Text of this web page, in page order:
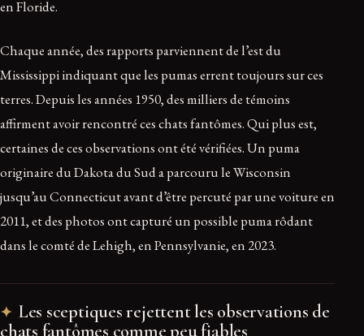
en Floride.
Chaque année, des rapports parviennent de l’est du
Mississippi indiquant que les pumas errent toujours sur ces
terres. Depuis les années 1950, des milliers de témoins
affirment avoir rencontré ces chats fantômes. Qui plus est,
certaines de ces observations ont été vérifiées. Un puma
originaire du Dakota du Sud a parcouru le Wisconsin
jusqu’au Connecticut avant d’être percuté par une voiture en
2011, et des photos ont capturé un possible puma rôdant
dans le comté de Lehigh, en Pennsylvanie, en 2023.
Les sceptiques rejettent les observations de
chats fantômes comme peu fiables